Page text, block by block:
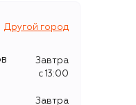
Другой город
Завтра
c 13:00
Завтра